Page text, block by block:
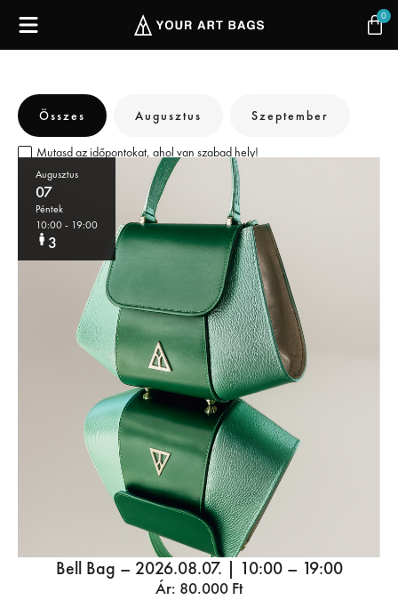
0
Összes Augusztus Szeptember
Mutasd az időpontokat, ahol van szabad hely!
Augusztus
07
Péntek
10:00- 19:00
3
Bell Bag – 2026.08.07. | 10:00 – 19:00
Ár: 80.000 Ft